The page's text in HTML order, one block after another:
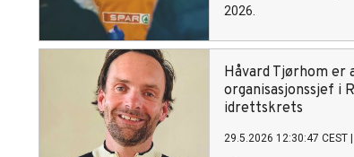
2026.
Håvard Tjørhom er
organisasjonssjef i
idrettskrets
29.5.2026 12:30:47 CEST